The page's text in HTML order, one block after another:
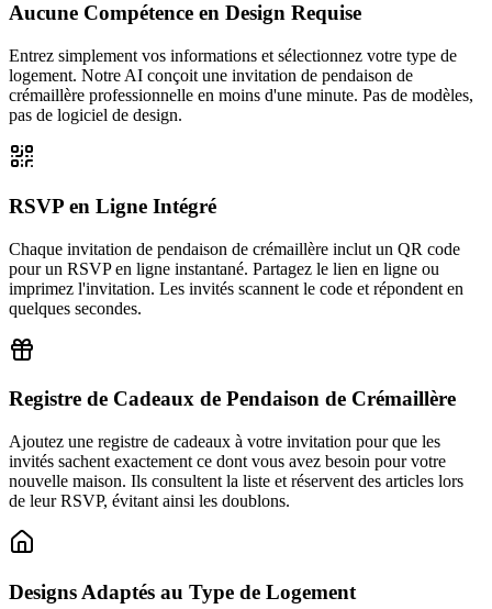
Aucune Compétence en Design Requise
Entrez simplement vos informations et sélectionnez votre type de
logement. Notre AI conçoit une invitation de pendaison de
crémaillère professionnelle en moins d'une minute. Pas de modèles,
pas de logiciel de design.
RSVP en Ligne Intégré
Chaque invitation de pendaison de crémaillère inclut un QR code
pour un RSVP en ligne instantané. Partagez le lien en ligne ou
imprimez l'invitation. Les invités scannent le code et répondent en
quelques secondes.
Registre de Cadeaux de Pendaison de Crémaillère
Ajoutez une registre de cadeaux à votre invitation pour que les
invités sachent exactement ce dont vous avez besoin pour votre
nouvelle maison. Ils consultent la liste et réservent des articles lors
de leur RSVP, évitant ainsi les doublons.
Designs Adaptés au Type de Logement